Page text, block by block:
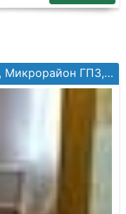
ГПЗ, Панкратова ул, №75а